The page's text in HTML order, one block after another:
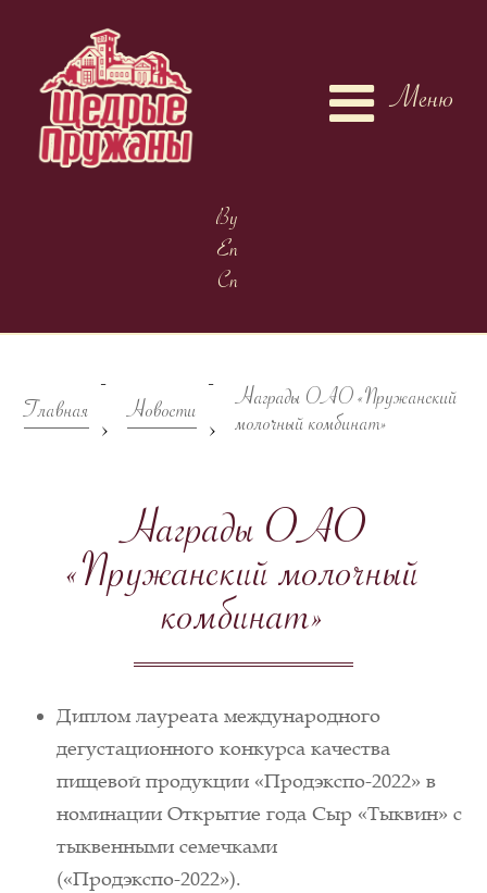
Меню
By
En
Cn
Главная
-
>
Новости
-
>
Награды ОАО «Пружанский
молочный комбинат»
Награды ОАО
«Пружанский молочный
комбинат»
Диплом лауреата международного
дегустационного конкурса качества
пищевой продукции «Продэкспо-2022» в
номинации Открытие года Сыр «Тыквин» с
тыквенными семечками
(«Продэкспо-2022»).